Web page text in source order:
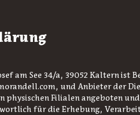
am See 34/a, 39052 Kaltern ist
, und Anbieter der
physischen Filialen angeboten
für die Erhebung,